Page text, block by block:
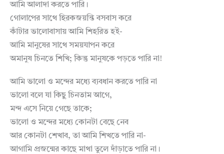
আমি আলাদা করতে পারি।
গোলাপের সাথে হিরকজয়ন্তি বসবাস করে
কাঁটার ভালোবাসায় আমি শিহরিত হই-
আমি মানুষের সাথে সময়যাপন করে
অমানুষ চিনতে শিখি; কিন্তু মানুষকে পড়তে পারি না!
আমি ভালো ও মন্দের মধ্যে ব্যবধান করতে পারি না
ভালো বলে যা কিছু চিনতাম আগে,
মন্দ এসে নিয়ে গেছে তাকে;
ভালো ও মন্দের মধ্যে কোনটা বেছে নেব
আর কোনটা শেখাব, তা আমি শিখতে পারি না-
আগামি প্রজন্মের কাছে মাথা তুলে দাঁড়াতে পারি না।